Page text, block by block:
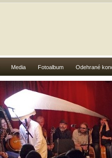
Media Fotoalbum Odehrané